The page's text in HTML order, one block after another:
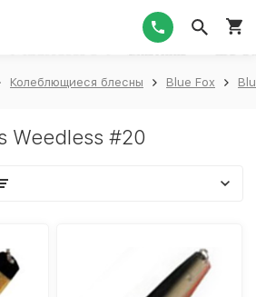
Колеблющиеся блесны Blue Fox
Weedless #20